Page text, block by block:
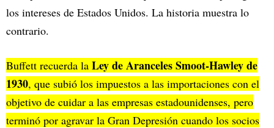
los intereses de Estados Unidos. La historia muestra lo
contrario.
Buffett recuerda la Ley de Aranceles Smoot-Hawley de
1930, que subió los impuestos a las importaciones con el
objetivo de cuidar a las empresas estadounidenses, pero
terminó por agravar la Gran Depresión cuando los socios